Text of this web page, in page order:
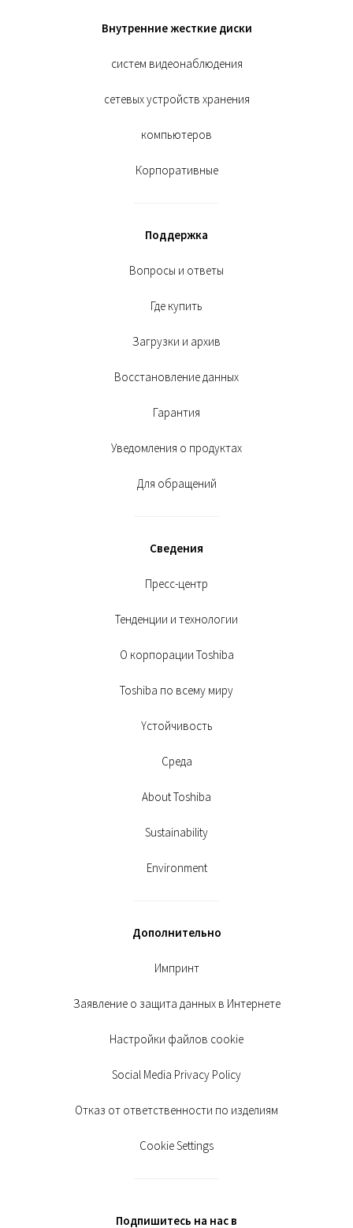
Внутренние жесткие диски
систем видеонаблюдения
сетевых устройств хранения
компьютеров
Корпоративные
Поддержка
Вопросы и ответы
Где купить
Загрузки и архив
Восстановление данных
Гарантия
Уведомления о продуктах
Для обращений
Сведения
Пресс-центр
Тенденции и технологии
О корпорации Toshiba
Toshiba по всему миру
Yстойчивость
Среда
About Toshiba
Sustainability
Environment
Дополнительно
Импринт
Заявление о защита данных в Интернете
Настройки файлов cookie
Social Media Privacy Policy
Отказ от ответственности по изделиям
Cookie Settings
Подпишитесь на нас в